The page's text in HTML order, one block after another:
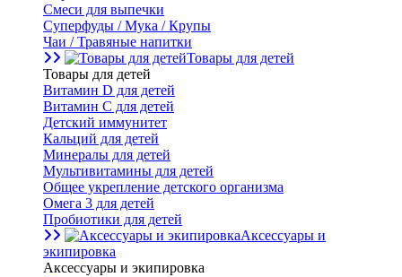
Смеси для выпечки
Суперфуды / Мука / Крупы
Чаи / Травяные напитки
Товары для детей
Товары для детей
Витамин D для детей
Витамин С для детей
Детский иммунитет
Кальций для детей
Минералы для детей
Мультивитамины для детей
Общее укрепление детского организма
Омега 3 для детей
Пробиотики для детей
Аксессуары и
экипировка
Аксессуары и экипировка